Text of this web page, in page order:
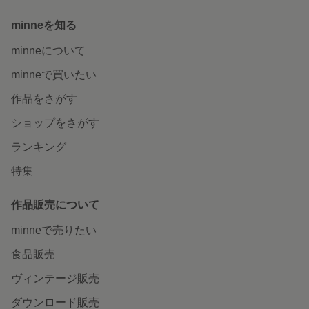
minneを知る
minneについて
minneで買いたい
作品をさがす
ショップをさがす
ランキング
特集
作品販売について
minneで売りたい
食品販売
ヴィンテージ販売
ダウンロード販売